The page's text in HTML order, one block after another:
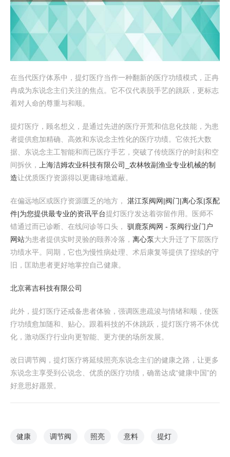
在当代医疗体系中，提灯医疗当作一种翻新的医疗功绩模式，正冉
冉成为东说念主们关注的焦点。它不仅代表脱手艺的跳跃，更标志
着对人命的尊重与和顺。
提灯医疗，顾名想义，是通过先进的医疗开荒和信息化技能，为患
者提供愈加精确、高效和东说念主性化的医疗功绩。它依托大数
据、东说念主工智能和而已医疗手艺，突破了传统医疗的时刻和空
间拆伙，
上海洁姆农业科技有限公司_农林牧副渔业专业机械的制
造让优质医疗资源得以更庸碌地遮蔽。
在偏远地区或医疗资源匮乏的地方， 湛江泵阀网|阀门|离心泵|泵配
件|为您提供最专业的资讯平台提灯医疗发达着弥留作用。医师不
错通过而已诊断、在线问诊等口头， 驯鹿泵阀网 - 泵阀行业门户
网站为患者提供实时灵验的颐养冷落， 离心泵大大升迁了下层医疗
功绩水平。同期，它也为慢性病处理、术后康复等提供了捏续的守
旧，匡助患者更好地掌控自己健康。
北京蒋吉科技有限公司
此外，提灯医疗还戒备患者体验，强调医患疏浚与情绪和顺，使医
疗功绩愈加随和、贴心。跟着科技的不休跳跃，提灯医疗将不休优
化，激动医疗行业向更智能、更方便的场所发展。
改日调节阀，提灯医疗将延续照亮东说念主们的健康之路，让更多
东说念主享受到公说念、优质的医疗功绩，确凿达成“健康中国”的
好意思好愿景。
健康 调节阀 照亮 意料 提灯